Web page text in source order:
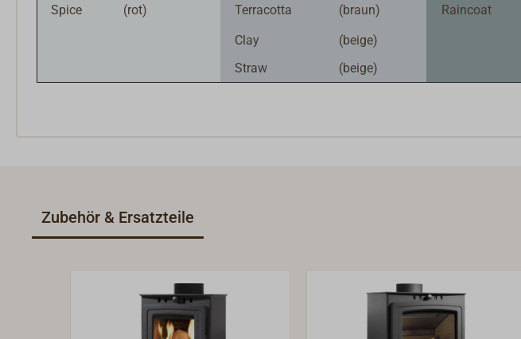
Spice
(rot) Terracotta (braun) Raincoat
Clay
(beige)
Straw
(beige)
Zubehör & Ersatzteile